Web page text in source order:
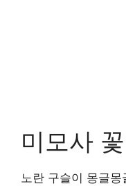
미모사
노란 구슬이 몽글